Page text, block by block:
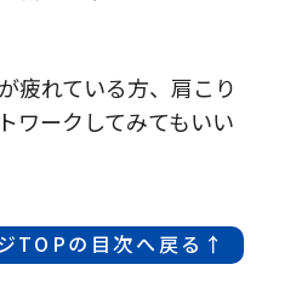
疲れている方、肩こり
ワークしてみてもいい
TOPの目次へ戻る↑